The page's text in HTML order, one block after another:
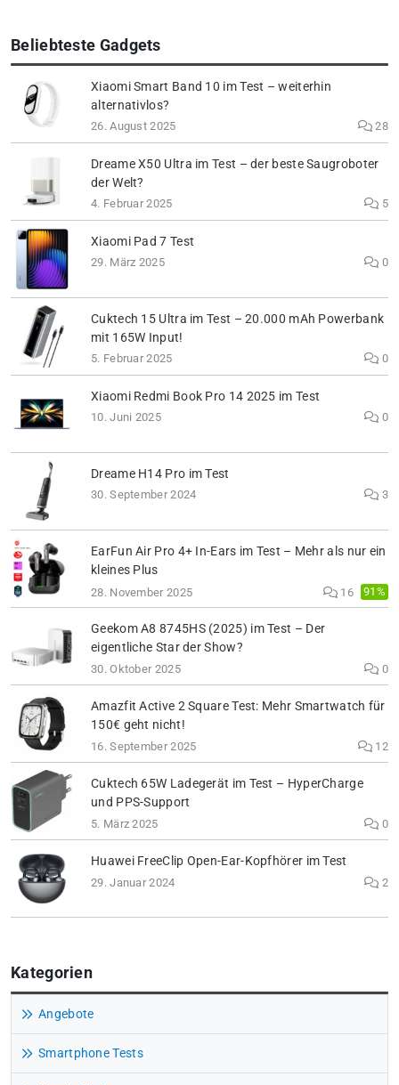
Beliebteste Gadgets
Xiaomi Smart Band 10 im Test – weiterhin
alternativlos?
26. August 2025 28
Dreame X50 Ultra im Test – der beste Saugroboter
der Welt?
4. Februar 2025 5
Xiaomi Pad 7 Test
29. März 2025 0
Cuktech 15 Ultra im Test – 20.000 mAh Powerbank
mit 165W Input!
5. Februar 2025 0
Xiaomi Redmi Book Pro 14 2025 im Test
10. Juni 2025 0
Dreame H14 Pro im Test
30. September 2024 3
EarFun Air Pro 4+ In-Ears im Test – Mehr als nur ein
kleines Plus
28. November 2025 16 91%
Geekom A8 8745HS (2025) im Test – Der
eigentliche Star der Show?
30. Oktober 2025 0
Amazfit Active 2 Square Test: Mehr Smartwatch für
150€ geht nicht!
16. September 2025 12
Cuktech 65W Ladegerät im Test – HyperCharge
und PPS-Support
5. März 2025 0
Huawei FreeClip Open-Ear-Kopfhörer im Test
29. Januar 2024 2
Kategorien
Angebote
Smartphone Tests